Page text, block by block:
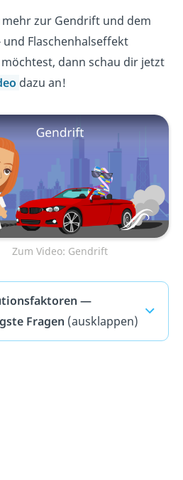
zur Gendrift und dem
Flaschenhalseffekt
dann schau dir jetzt
dazu an!
Zum Video: Gendrift
—
Fragen (ausklappen)